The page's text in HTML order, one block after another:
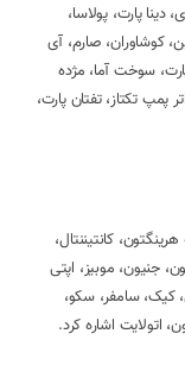
دینا پارت، پولاسا،
کوشاوران، صارم، آی
سوخت آما، مژده
پمپ تکتاز، تفتان پارت،
کانتیننتال،
جنیون، موبیز، اپتی
کیک، سامفر، سکو،
اتولایت اشاره کرد.